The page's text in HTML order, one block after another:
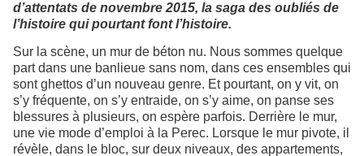
d’attentats de novembre 2015, la saga des oubliés de
l’histoire qui pourtant font l’histoire.
Sur la scène, un mur de béton nu. Nous sommes quelque
part dans une banlieue sans nom, dans ces ensembles qui
sont ghettos d’un nouveau genre. Et pourtant, on y vit, on
s’y fréquente, on s’y entraide, on s’y aime, on panse ses
blessures à plusieurs, on espère parfois. Derrière le mur,
une vie mode d’emploi à la Perec. Lorsque le mur pivote, il
révèle, dans le bloc, sur deux niveaux, des appartements,